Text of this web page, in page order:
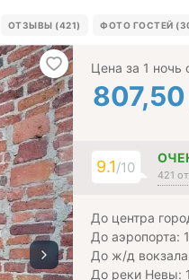
ОТЗЫВЫ (421) ФОТО ГОСТЕЙ
Цена за 1 ночь
807,50
9.1/10 421
До центра
До аэропорта:
До ж/д
До реки Невы: